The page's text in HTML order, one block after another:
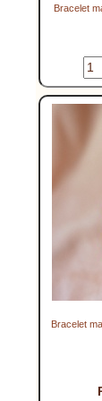
Bracelet
Bracelet